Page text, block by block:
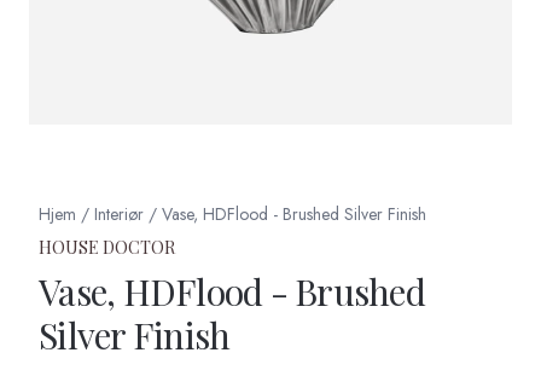
Hjem / Interiør / Vase, HDFlood - Brushed Silver Finish
HOUSE DOCTOR
Vase, HDFlood - Brushed
Silver Finish